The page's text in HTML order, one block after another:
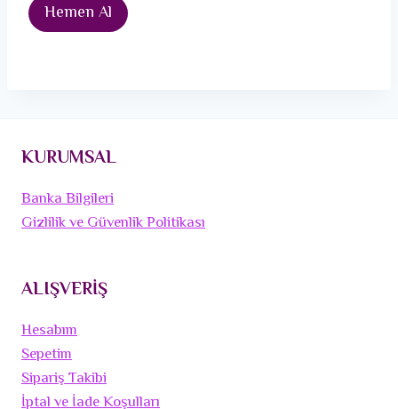
Hemen Al
KURUMSAL
Banka Bilgileri
Gizlilik ve Güvenlik Politikası
ALIŞVERİŞ
Hesabım
Sepetim
Sipariş Takibi
İptal ve İade Koşulları